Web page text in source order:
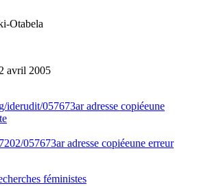
Otabela
avril 2005
iderudit/057673aradresse copiéeune
057673aradresse copiéeune erreur
féministes